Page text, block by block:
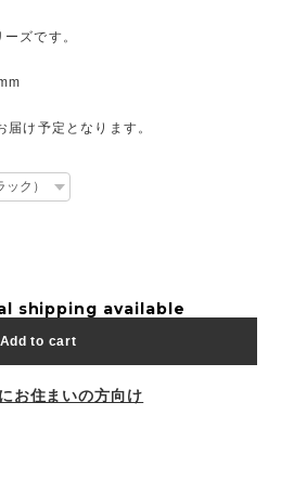
ズです。
け予定となります。
shipping available
Add to cart
お住まいの方向け